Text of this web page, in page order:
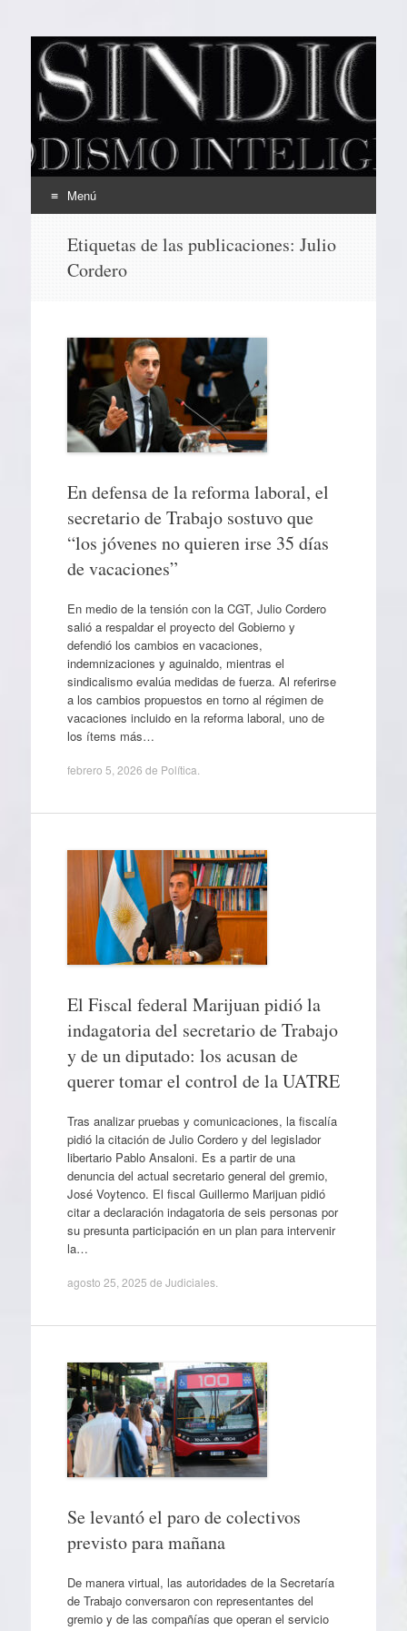
EL SINDICAL
Periodismo Inteligente
Menú
contenido
Etiquetas de las publicaciones: Julio
Cordero
En defensa de la reforma laboral, el
secretario de Trabajo sostuvo que
“los jóvenes no quieren irse 35 días
de vacaciones”
En medio de la tensión con la CGT, Julio Cordero
salió a respaldar el proyecto del Gobierno y
defendió los cambios en vacaciones,
indemnizaciones y aguinaldo, mientras el
sindicalismo evalúa medidas de fuerza. Al referirse
a los cambios propuestos en torno al régimen de
vacaciones incluido en la reforma laboral, uno de
los ítems más…
febrero 5, 2026 de Política
El Fiscal federal Marijuan pidió la
indagatoria del secretario de Trabajo
y de un diputado: los acusan de
querer tomar el control de la UATRE
Tras analizar pruebas y comunicaciones, la fiscalía
pidió la citación de Julio Cordero y del legislador
libertario Pablo Ansaloni. Es a partir de una
denuncia del actual secretario general del gremio,
José Voytenco. El fiscal Guillermo Marijuan pidió
citar a declaración indagatoria de seis personas por
su presunta participación en un plan para intervenir
la…
agosto 25, 2025 de Judiciales.
Se levantó el paro de colectivos
previsto para mañana
De manera virtual, las autoridades de la Secretaría
de Trabajo conversaron con representantes del
gremio y de las compañías que operan el servicio